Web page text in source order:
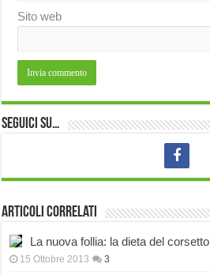
Sito web
Seguici su…
Articoli correlati
La nuova follia: la dieta del corsetto
15 Ottobre 2013 3